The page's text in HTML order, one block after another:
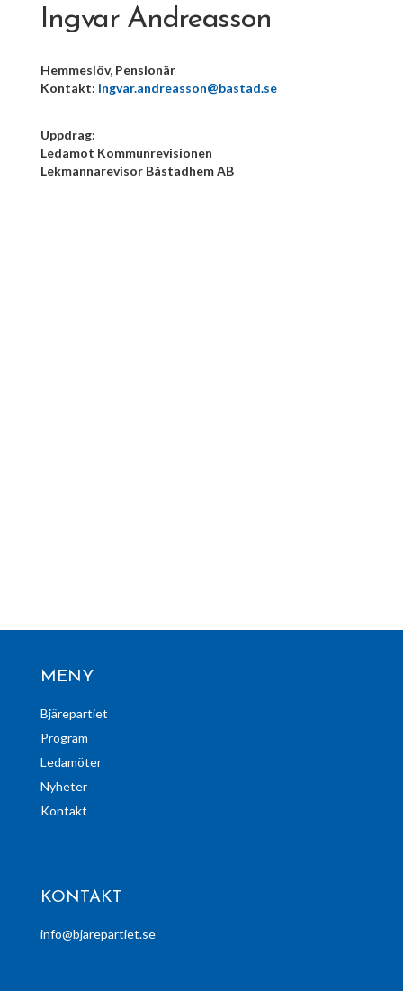
Ingvar Andreasson
Hemmeslöv, Pensionär
Kontakt: ingvar.andreasson@bastad.se
Uppdrag:
Ledamot Kommunrevisionen
Lekmannarevisor Båstadhem AB
MENY
Bjärepartiet
Program
Ledamöter
Nyheter
Kontakt
KONTAKT
info@bjarepartiet.se